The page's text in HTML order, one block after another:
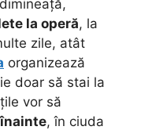
la operă, la
zile, atât
organizează
doar să stai la
vor să
, în ciuda